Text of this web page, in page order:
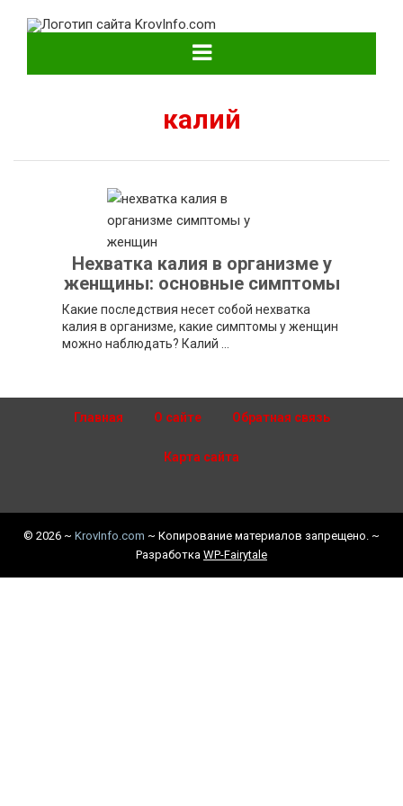
KrovInfo.com
Медицинский сайт о кровеносной системе.
калий
Нехватка калия в организме у
женщины: основные симптомы
Какие последствия несет собой нехватка
калия в организме, какие симптомы у женщин
можно наблюдать? Калий ...
Главная О сайте Обратная связь
Карта сайта
© 2026 ~ KrovInfo.com ~ Копирование материалов запрещено. ~
Разработка WP-Fairytale